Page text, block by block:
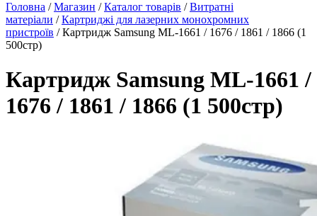
Головна /Магазин /Каталог товарів /Витратні
матеріали /Картриджі для лазерних монохромних
пристроїв / Картридж Samsung ML-1661 / 1676 / 1861 / 1866 (1
500стр)
Картридж Samsung ML-1661 /
1676 / 1861 / 1866 (1 500стр)